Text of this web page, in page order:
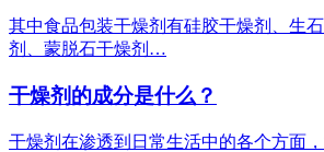
其中食品包装干燥剂有硅胶干燥剂、生
剂、蒙脱石干燥剂…
干燥剂的成分是什么？
干燥剂在渗透到日常生活中的各个方面